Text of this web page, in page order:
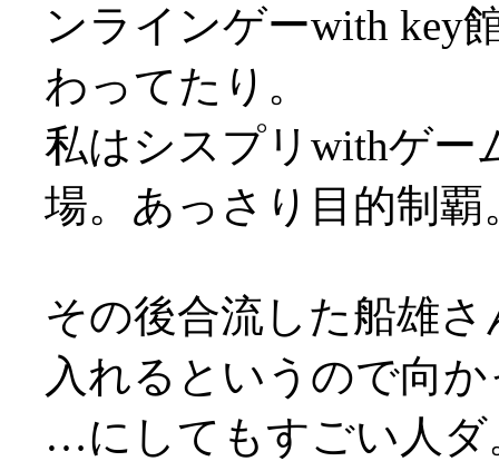
ンラインゲーwith key
わってたり。
私はシスプリwithゲー
場。あっさり目的制覇
その後合流した船雄
入れるというので向
…にしてもすごい人ダ